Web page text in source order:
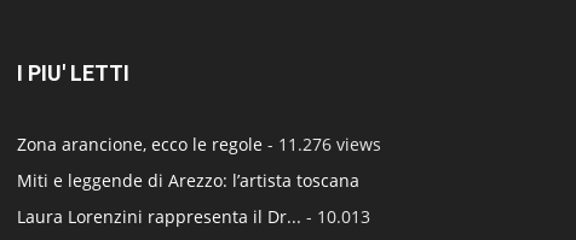
I PIU' LETTI
Zona arancione, ecco le regole - 11.276 views
Miti e leggende di Arezzo: l’artista toscana
Laura Lorenzini rappresenta il Dr... - 10.013